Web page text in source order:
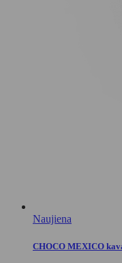
Naujiena
CHOCO MEXICO